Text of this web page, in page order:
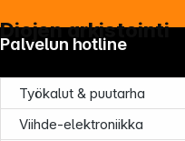
Diojen arkistointi
Työkalut & puutarha
Viihde-elektroniikka
Palvelun hotline